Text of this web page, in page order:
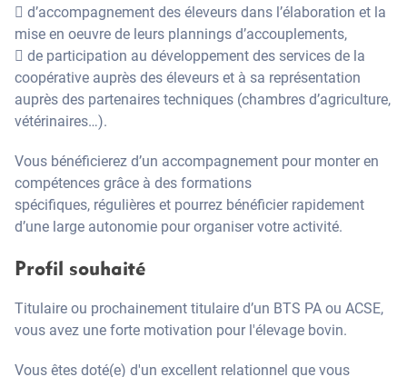
 d’accompagnement des éleveurs dans l’élaboration et la
mise en oeuvre de leurs plannings d’accouplements,
 de participation au développement des services de la
coopérative auprès des éleveurs et à sa représentation
auprès des partenaires techniques (chambres d’agriculture,
vétérinaires…).
Vous bénéficierez d’un accompagnement pour monter en
compétences grâce à des formations
spécifiques, régulières et pourrez bénéficier rapidement
d’une large autonomie pour organiser votre activité.
Profil souhaité
Titulaire ou prochainement titulaire d’un BTS PA ou ACSE,
vous avez une forte motivation pour l'élevage bovin.
Vous êtes doté(e) d'un excellent relationnel que vous